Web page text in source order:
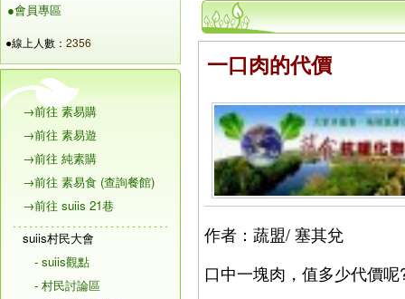
●會員專區
●線上人數： 2356
→前往 素易購
→前往 素易遊
→前往 純素購
→前往 素易食 (查詢餐館)
→前往 suiis 21巷
suiis村民大會
- suiis觀點
- 村民討論區
一口肉的代價
作者：蔬盟/ 塞其兌
口中一塊肉，值多少代價呢